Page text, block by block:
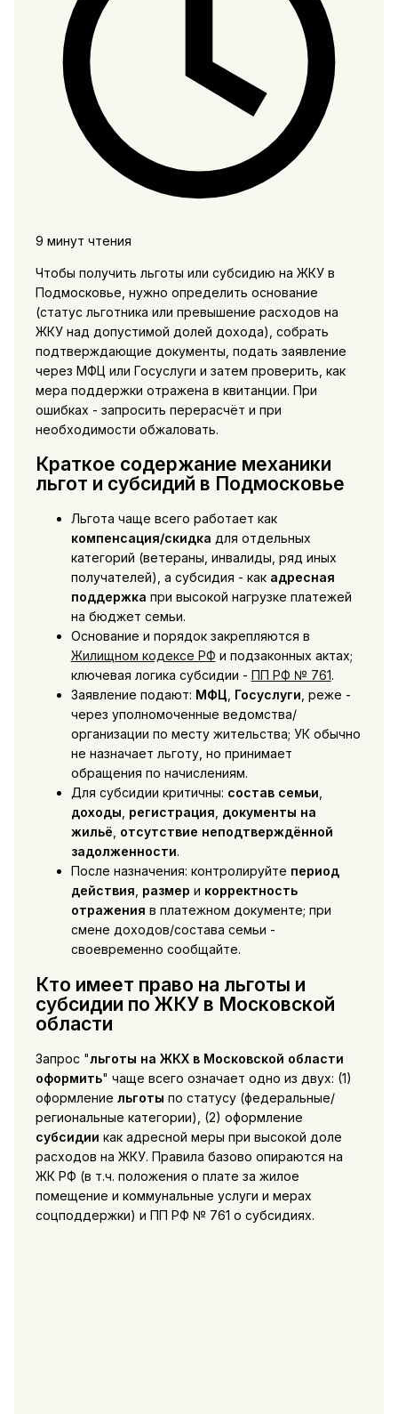
9 минут чтения
Чтобы получить льготы или субсидию на ЖКУ в
Подмосковье, нужно определить основание
(статус льготника или превышение расходов на
ЖКУ над допустимой долей дохода), собрать
подтверждающие документы, подать заявление
через МФЦ или Госуслуги и затем проверить, как
мера поддержки отражена в квитанции. При
ошибках - запросить перерасчёт и при
необходимости обжаловать.
Краткое содержание механики
льгот и субсидий в Подмосковье
Льгота чаще всего работает как
компенсация/скидка для отдельных
категорий (ветераны, инвалиды, ряд иных
получателей), а субсидия - как адресная
поддержка при высокой нагрузке платежей
на бюджет семьи.
Основание и порядок закрепляются в
Жилищном кодексе РФ и подзаконных актах;
ключевая логика субсидии - ПП РФ № 761.
Заявление подают: МФЦ Госуслуги , реже -
через уполномоченные ведомства/
организации по месту жительства; УК обычно
не назначает льготу, но принимает
обращения по начислениям.
Для субсидии критичны: состав семьи
доходы регистрация документы на
жильё отсутствие неподтверждённой
задолженности.
После назначения: контролируйте период
действия размер и корректность
отражения в платежном документе; при
смене доходов/состава семьи -
своевременно сообщайте.
Кто имеет право на льготы и
субсидии по ЖКУ в Московской
области
Запрос "льготы на ЖКХ в Московской области
оформить" чаще всего означает одно из двух: (1)
оформление льготы по статусу (федеральные/
региональные категории), (2) оформление
субсидии как адресной меры при высокой доле
расходов на ЖКУ. Правила базово опираются на
ЖК РФ (в т.ч. положения о плате за жилое
помещение и коммунальные услуги и мерах
соцподдержки) и ПП РФ № 761 о субсидиях.